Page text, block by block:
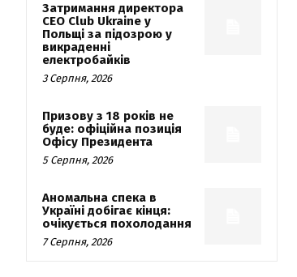
Затримання директора
CEO Club Ukraine у
Польщі за підозрою у
викраденні
електробайків
3 Серпня, 2026
Призову з 18 років не
буде: офіційна позиція
Офісу Президента
5 Серпня, 2026
Аномальна спека в
Україні добігає кінця:
очікується похолодання
7 Серпня, 2026